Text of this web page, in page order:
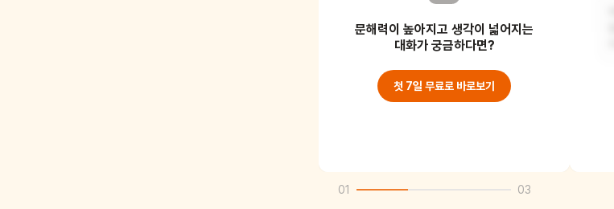
같아요. 평소에 보던 의사 선생님의
역할을 직접 해볼
문해력이 높아지고 생각이 넓어지는
대화가 궁금하다면?
첫 7일 무료로 바로보기
01 03